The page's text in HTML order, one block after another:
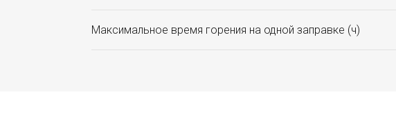
Максимальное время горения на одной заправке (ч)